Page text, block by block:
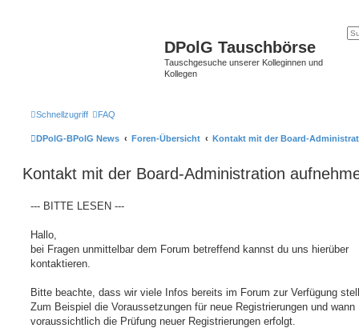
DPolG Tauschbörse
Tauschgesuche unserer Kolleginnen und
Kollegen
Schnellzugriff FAQ
DPolG-BPolG News Foren-Übersicht Kontakt mit der Board-
Kontakt mit der Board-Administration
--- BITTE LESEN ---
Hallo,
bei Fragen unmittelbar dem Forum betreffend kannst du uns hierüber
kontaktieren.
Bitte beachte, dass wir viele Infos bereits im Forum zur Verfügung
Zum Beispiel die Voraussetzungen für neue Registrierungen und wann
voraussichtlich die Prüfung neuer Registrierungen erfolgt.